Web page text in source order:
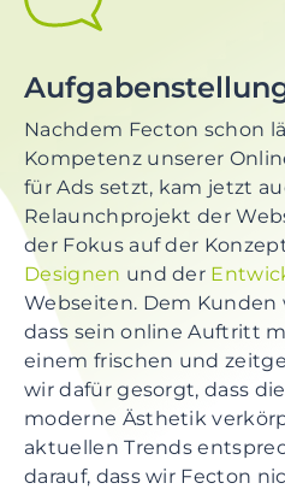
Nachdem Fecton schon
Kompetenz unserer
für Ads setzt, kam jetzt
Relaunchprojekt der
der Fokus auf der
Designen und der
Webseiten. Dem
dass sein online Auftritt
einem frischen und
wir dafür gesorgt, dass
moderne Ästhetik
aktuellen Trends
darauf, dass wir Fecton